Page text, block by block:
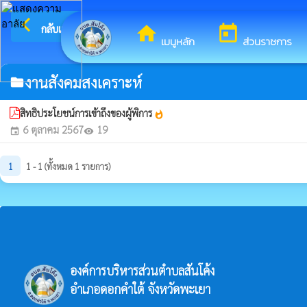
homeเมนูหลัก todayส่วนราชการ
arrow_back_ios กลับเมนูหลัก
folderงานสังคมสงเคราะห์
สิทธิประโยชน์การเข้าถึงของผู้พิการwhatshot
event 6 ตุลาคม 2567visibility 19
1 1 - 1 (ทั้งหมด 1 รายการ)
องค์การบริหารส่วนตำบลสันโค้ง
อำเภอดอกคำใต้ จังหวัดพะเยา